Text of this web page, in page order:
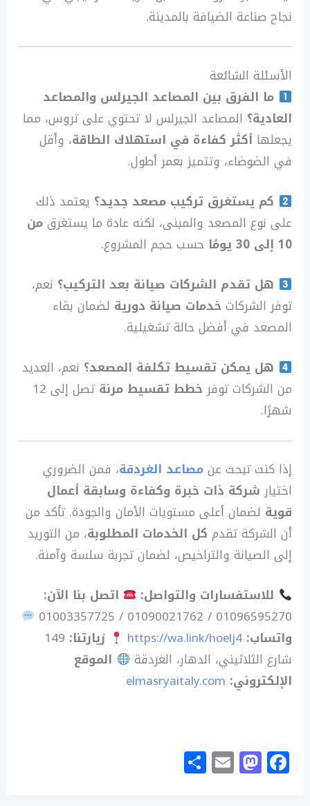
نجاح صناعة الضيافة بالمدينة.
الأسئلة الشائعة
ما الفرق بين المصاعد الجيرلس والمصاعد
العادية؟ المصاعد الجيرلس لا تحتوي على تروس، مما
يجعلها أكثر كفاءة في استهلاك الطاقة، وأقل
في الضوضاء، وتتميز بعمر أطول.
كم يستغرق تركيب مصعد جديد؟ يعتمد ذلك
على نوع المصعد والمبنى، لكنه عادة ما يستغرقمن
10 إلى 30 يومًا
حسب حجم المشروع.
هل تقدم الشركات صيانة بعد التركيب؟ نعم،
توفر الشركات خدمات صيانة دورية لضمان بقاء
المصعد في أفضل حالة تشغيلية.
هل يمكن تقسيط تكلفة المصعد؟ نعم، العديد
من الشركات توفرخطط تقسيط مرنة
تصل إلى 12
شهرًا.
إذا كنت تبحث عنمصاعد الغردقة، فمن الضروري
اختيار شركة ذات خبرة وكفاءة وسابقة أعمال
قوية لضمان أعلى مستويات الأمان والجودة. تأكد من
أن الشركة تقدم كل الخدمات المطلوبة، من التوريد
إلى الصيانة والتراخيص، لضمان تجربة سلسة وآمنة.
للاستفسارات والتواصل:
اتصل بنا الآن:
01096595270 / 01090021762 / 01003357725
واتساب: https://wa.link/hoelj4 زيارتنا: 149
شارع الثلاثيني، الدهار، الغردقة
الموقع
الإلكتروني: elmasryaitaly.com
F
a
M
a
E
m